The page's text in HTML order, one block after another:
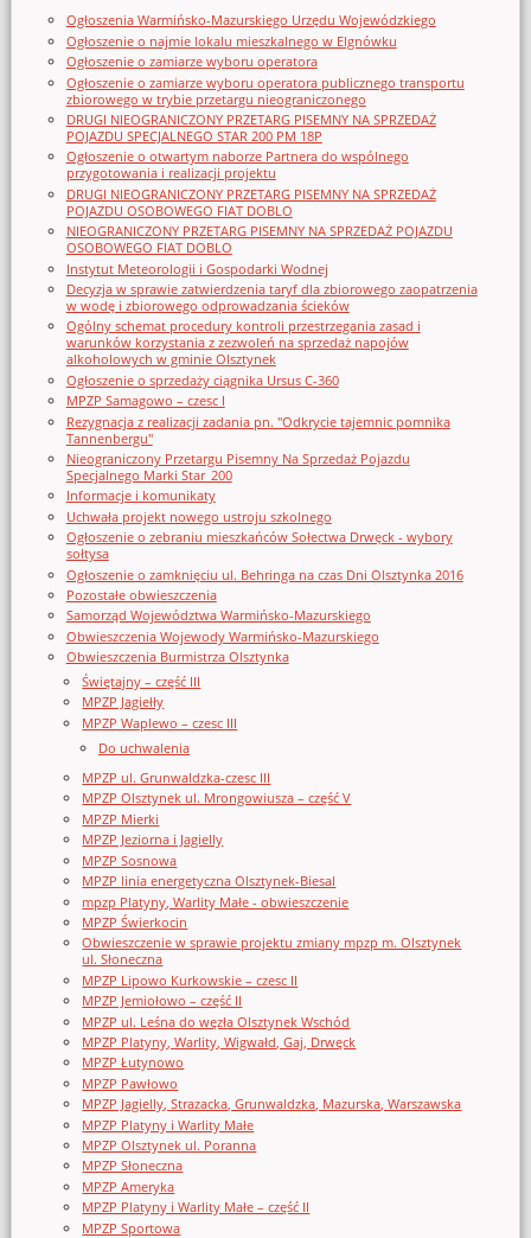
Ogłoszenia Warmińsko-Mazurskiego Urzędu Wojewódzkiego
Ogłoszenie o najmie lokalu mieszkalnego w Elgnówku
Ogłoszenie o zamiarze wyboru operatora
Ogłoszenie o zamiarze wyboru operatora publicznego transportu
zbiorowego w trybie przetargu nieograniczonego
DRUGI NIEOGRANICZONY PRZETARG PISEMNY NA SPRZEDAŻ
POJAZDU SPECJALNEGO STAR 200 PM 18P
Ogłoszenie o otwartym naborze Partnera do wspólnego
przygotowania i realizacji projektu
DRUGI NIEOGRANICZONY PRZETARG PISEMNY NA SPRZEDAŻ
POJAZDU OSOBOWEGO FIAT DOBLO
NIEOGRANICZONY PRZETARG PISEMNY NA SPRZEDAŻ POJAZDU
OSOBOWEGO FIAT DOBLO
Instytut Meteorologii i Gospodarki Wodnej
Decyzja w sprawie zatwierdzenia taryf dla zbiorowego zaopatrzenia
w wodę i zbiorowego odprowadzania ścieków
Ogólny schemat procedury kontroli przestrzegania zasad i
warunków korzystania z zezwoleń na sprzedaż napojów
alkoholowych w gminie Olsztynek
Ogłoszenie o sprzedaży ciągnika Ursus C-360
MPZP Samagowo – czesc I
Rezygnacja z realizacji zadania pn. "Odkrycie tajemnic pomnika
Tannenbergu"
Nieograniczony Przetargu Pisemny Na Sprzedaż Pojazdu
Specjalnego Marki Star_200
Informacje i komunikaty
Uchwała projekt nowego ustroju szkolnego
Ogłoszenie o zebraniu mieszkańców Sołectwa Drwęck - wybory
sołtysa
Ogłoszenie o zamknięciu ul. Behringa na czas Dni Olsztynka 2016
Pozostałe obwieszczenia
Samorząd Województwa Warmińsko-Mazurskiego
Obwieszczenia Wojewody Warmińsko-Mazurskiego
Obwieszczenia Burmistrza Olsztynka
Świętajny – część III
MPZP Jagiełły
MPZP Waplewo – czesc III
Do uchwalenia
MPZP ul. Grunwaldzka-czesc III
MPZP Olsztynek ul. Mrongowiusza – część V
MPZP Mierki
MPZP Jeziorna i Jagielly
MPZP Sosnowa
MPZP linia energetyczna Olsztynek-Biesal
mpzp Platyny, Warlity Małe - obwieszczenie
MPZP Świerkocin
Obwieszczenie w sprawie projektu zmiany mpzp m. Olsztynek
ul. Słoneczna
MPZP Lipowo Kurkowskie – czesc II
MPZP Jemiołowo – część II
MPZP ul. Leśna do węzła Olsztynek Wschód
MPZP Platyny, Warlity, Wigwałd, Gaj, Drwęck
MPZP Łutynowo
MPZP Pawłowo
MPZP Jagielly, Strazacka, Grunwaldzka, Mazurska, Warszawska
MPZP Platyny i Warlity Małe
MPZP Olsztynek ul. Poranna
MPZP Słoneczna
MPZP Ameryka
MPZP Platyny i Warlity Małe – część II
MPZP Sportowa